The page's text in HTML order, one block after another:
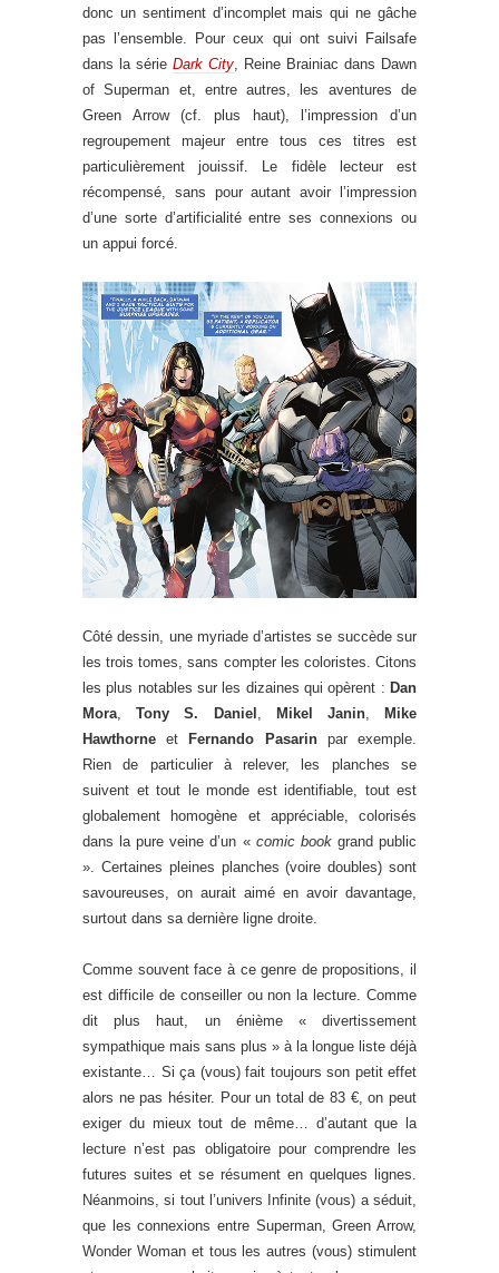
donc un sentiment d’incomplet mais qui ne gâche
pas l’ensemble. Pour ceux qui ont suivi Failsafe
dans la série Dark City, Reine Brainiac dans Dawn
of Superman et, entre autres, les aventures de
Green Arrow (cf. plus haut), l’impression d’un
regroupement majeur entre tous ces titres est
particulièrement jouissif. Le fidèle lecteur est
récompensé, sans pour autant avoir l’impression
d’une sorte d’artificialité entre ses connexions ou
un appui forcé.
Côté dessin, une myriade d’artistes se succède sur
les trois tomes, sans compter les coloristes. Citons
les plus notables sur les dizaines qui opèrent : Dan
Mora,Tony S. Daniel , Mikel Janin,
Mike
Hawthorne et Fernando Pasarinpar exemple.
Rien de particulier à relever, les planches se
suivent et tout le monde est identifiable, tout est
globalement homogène et appréciable, colorisés
dans la pure veine d’un « comic bookgrand public
». Certaines pleines planches (voire doubles) sont
savoureuses, on aurait aimé en avoir davantage,
surtout dans sa dernière ligne droite.
Comme souvent face à ce genre de propositions, il
est difficile de conseiller ou non la lecture. Comme
dit plus haut, un énième « divertissement
sympathique mais sans plus » à la longue liste déjà
existante… Si ça (vous) fait toujours son petit effet
alors ne pas hésiter. Pour un total de 83 €, on peut
exiger du mieux tout de même… d’autant que la
lecture n’est pas obligatoire pour comprendre les
futures suites et se résument en quelques lignes.
Néanmoins, si tout l’univers Infinite (vous) a séduit,
que les connexions entre Superman, Green Arrow,
Wonder Woman et tous les autres (vous) stimulent